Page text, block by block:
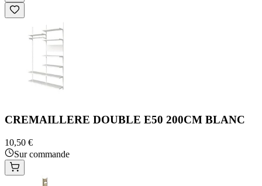
CREMAILLERE DOUBLE E50 200CM BLANC
10,50 €
Sur commande